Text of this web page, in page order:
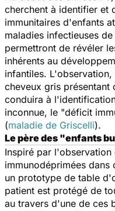
cherchent à identifier et
immunitaires d'enfants
maladies infectieuses
permettront de révéler
inhérents au
infantiles. L'observation,
cheveux gris présentant
conduira à
inconnue, le "déficit
(maladie de Griscelli).
Le père des "enfants
Inspiré par
immunodéprimées
un prototype de table
patient est protégé de
au travers d'une de ces